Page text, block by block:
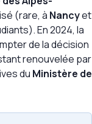
(rare, à Nancyet
En 2024, la
de la décision
renouvelée par
du Ministère de